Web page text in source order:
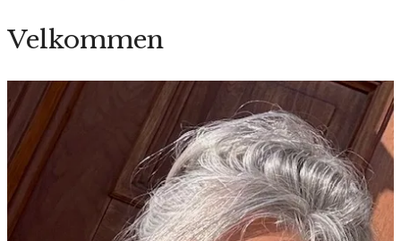
Velkommen